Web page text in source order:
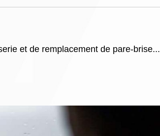
et de remplacement de pare-brise...